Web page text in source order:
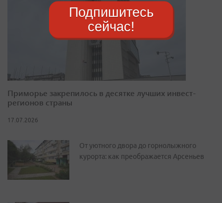
Приморье закрепилось в десятке лучших инвест-
регионов страны
17.07.2026
От уютного двора до горнолыжного
курорта: как преображается Арсеньев
Подпишитесь
сейчас!